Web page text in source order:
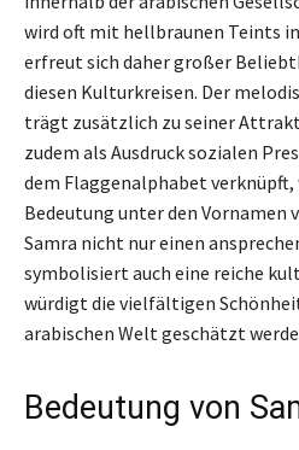
wird oft mit hellbraunen Teints
erfreut sich daher großer
diesen Kulturkreisen. Der
trägt zusätzlich zu seiner
zudem als Ausdruck sozialen
dem Flaggenalphabet verknüpft,
Bedeutung unter den
Samra nicht nur einen
symbolisiert auch eine reiche
würdigt die vielfältigen
arabischen Welt geschätzt
Bedeutung von